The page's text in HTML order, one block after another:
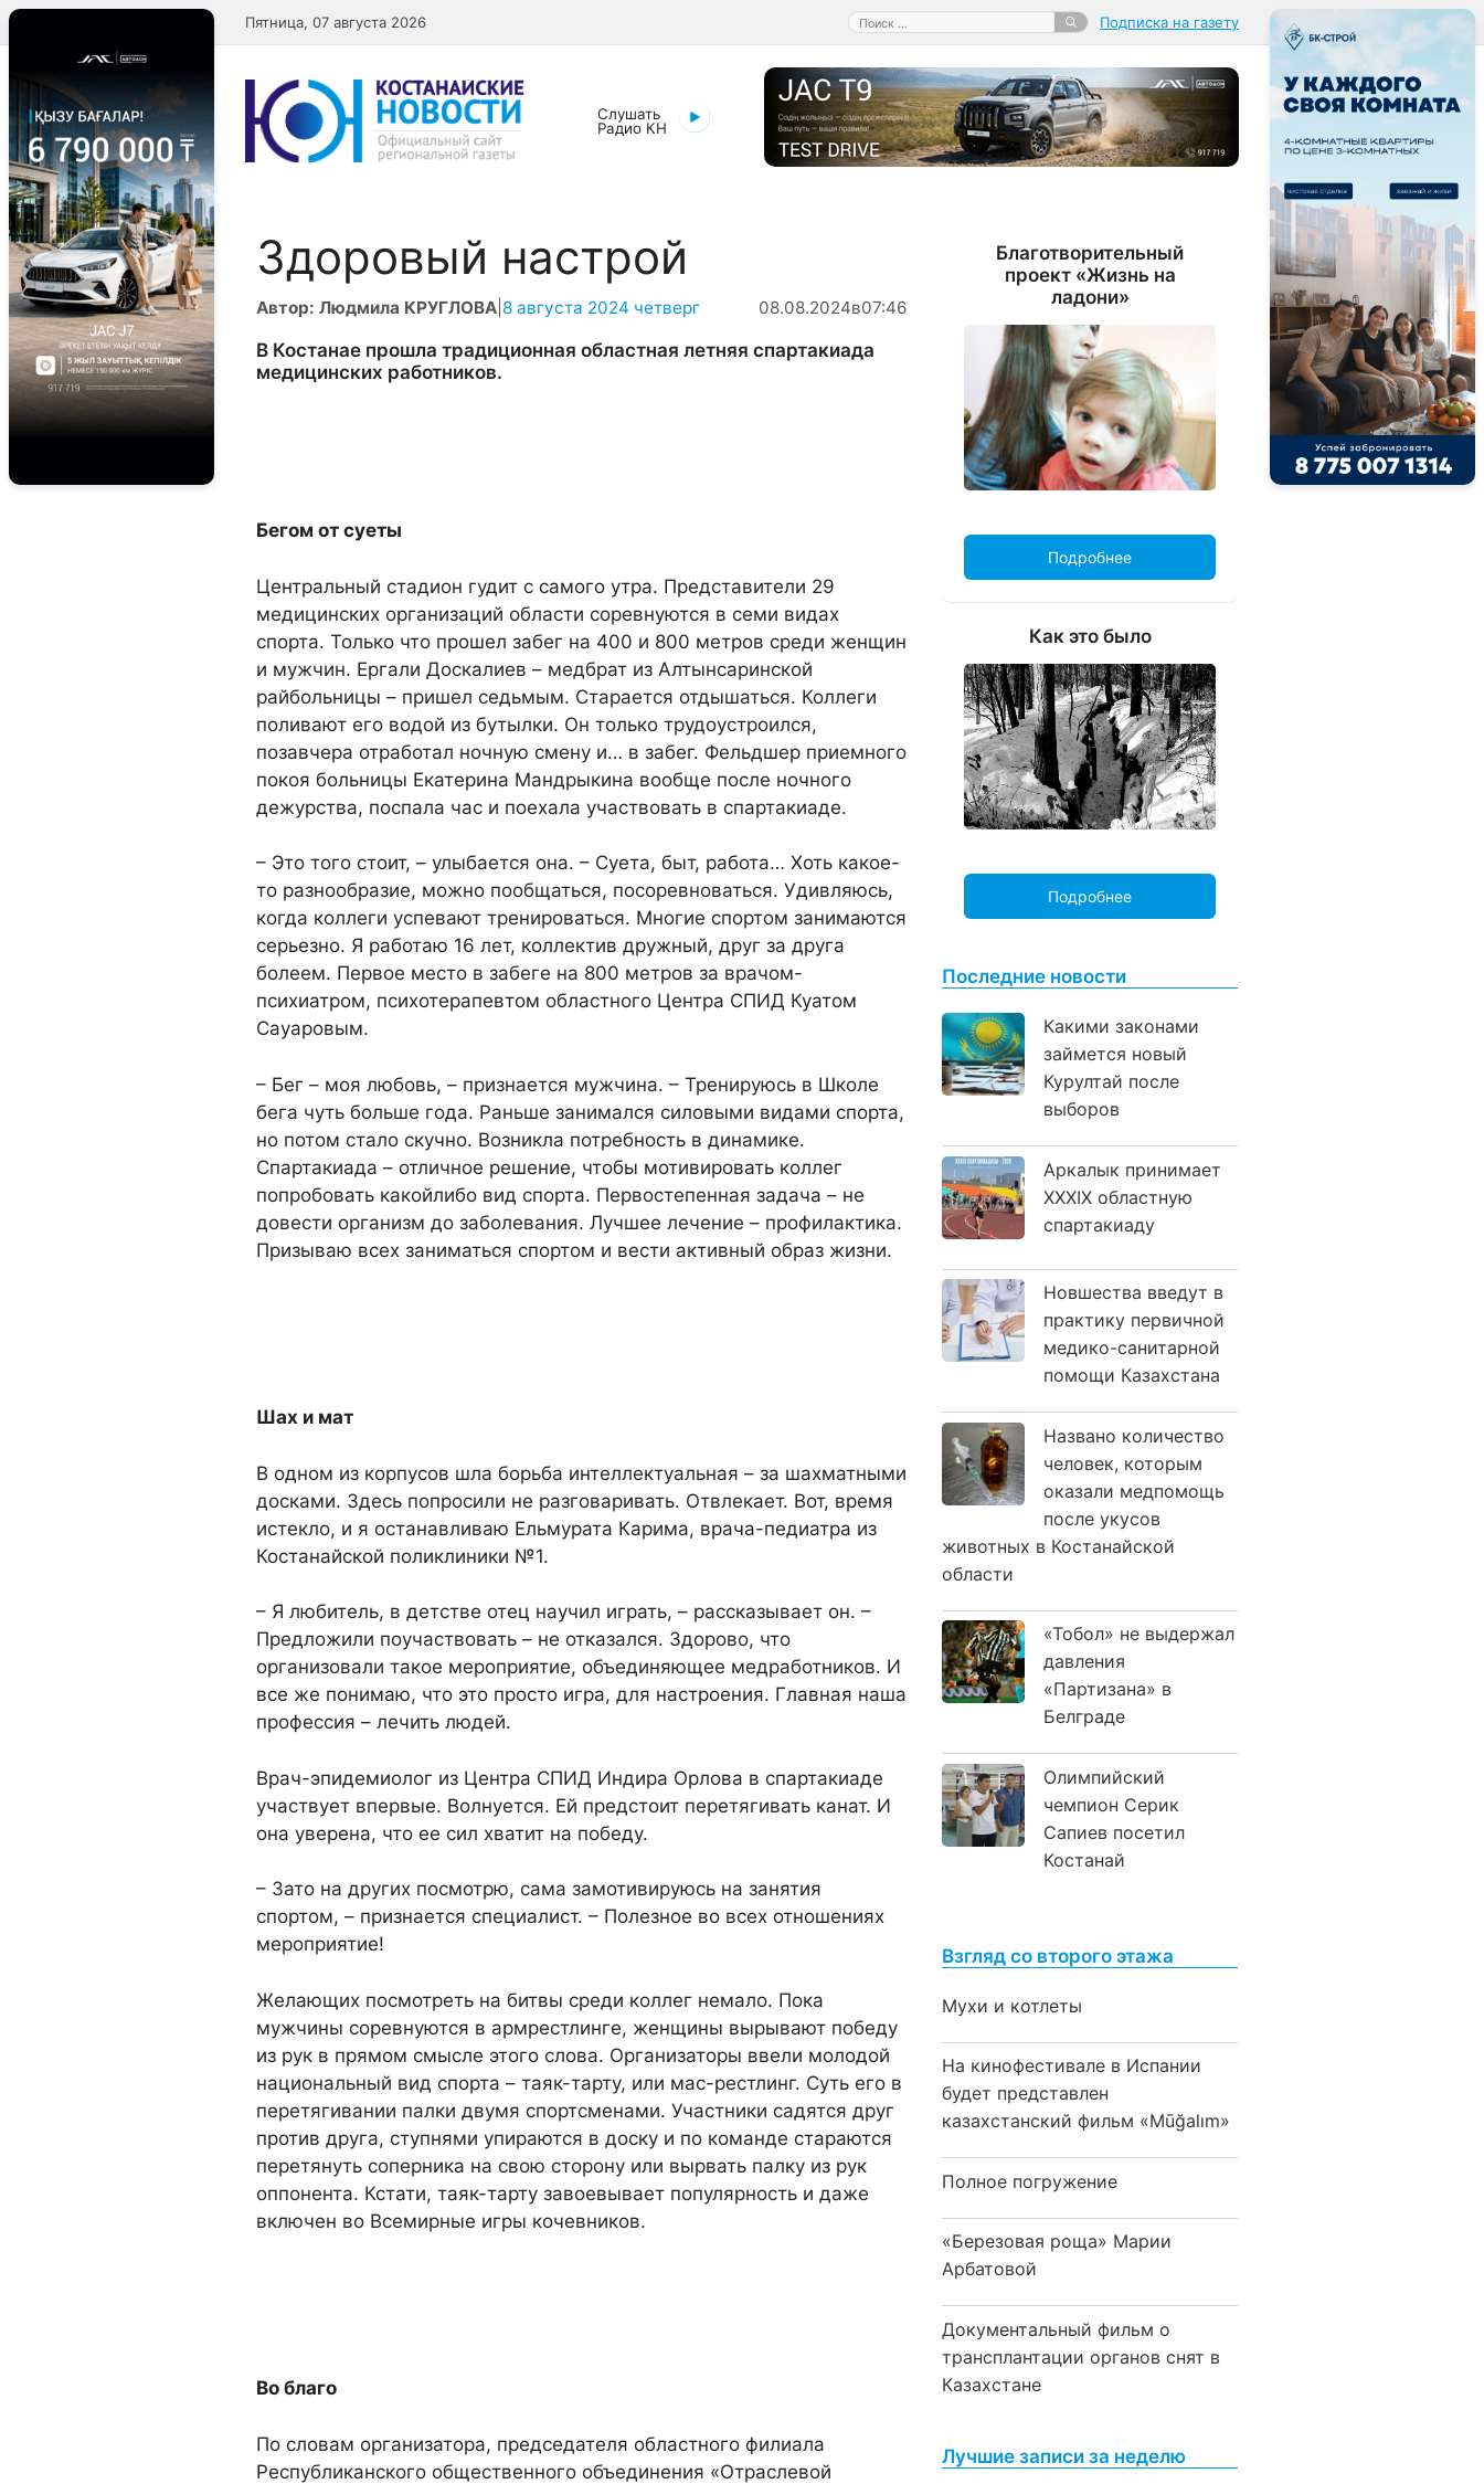
Перейти
к
содержимому
Поиск:
Пятница, 07 августа 2026 Подписка на газету
Слушать
Радио КН
Здоровый настрой
Автор: Людмила КРУГЛОВА 8 августа 2024 четверг 08.08.2024в07:46
В Костанае прошла традиционная областная летняя спартакиада
медицинских работников.
Бегом от суеты
Центральный стадион гудит с самого утра. Представители 29
медицинских организаций области соревнуются в семи видах
спорта. Только что прошел забег на 400 и 800 метров среди женщин
и мужчин. Ергали Доскалиев – медбрат из Алтынсаринской
райбольницы – пришел седьмым. Старается отдышаться. Коллеги
поливают его водой из бутылки. Он только трудоустроился,
позавчера отработал ночную смену и… в забег. Фельдшер приемного
покоя больницы Екатерина Мандрыкина вообще после ночного
дежурства, поспала час и поехала участвовать в спартакиаде.
– Это того стоит, – улыбается она. – Суета, быт, работа… Хоть какое-
то разнообразие, можно пообщаться, посоревноваться. Удивляюсь,
когда коллеги успевают тренироваться. Многие спортом занимаются
серьезно. Я работаю 16 лет, коллектив дружный, друг за друга
болеем. Первое место в забеге на 800 метров за врачом-
психиатром, психотерапевтом областного Центра СПИД Куатом
Сауаровым.
– Бег – моя любовь, – признается мужчина. – Тренируюсь в Школе
бега чуть больше года. Раньше занимался силовыми видами спорта,
но потом стало скучно. Возникла потребность в динамике.
Спартакиада – отличное решение, чтобы мотивировать коллег
попробовать какойлибо вид спорта. Первостепенная задача – не
довести организм до заболевания. Лучшее лечение – профилактика.
Призываю всех заниматься спортом и вести активный образ жизни.
Шах и мат
В одном из корпусов шла борьба интеллектуальная – за шахматными
досками. Здесь попросили не разговаривать. Отвлекает. Вот, время
истекло, и я останавливаю Ельмурата Карима, врача-педиатра из
Костанайской поликлиники №1.
– Я любитель, в детстве отец научил играть, – рассказывает он. –
Предложили поучаствовать – не отказался. Здорово, что
организовали такое мероприятие, объединяющее медработников. И
все же понимаю, что это просто игра, для настроения. Главная наша
профессия – лечить людей.
Врач-эпидемиолог из Центра СПИД Индира Орлова в спартакиаде
участвует впервые. Волнуется. Ей предстоит перетягивать канат. И
она уверена, что ее сил хватит на победу.
– Зато на других посмотрю, сама замотивируюсь на занятия
спортом, – признается специалист. – Полезное во всех отношениях
мероприятие!
Желающих посмотреть на битвы среди коллег немало. Пока
мужчины соревнуются в армрестлинге, женщины вырывают победу
из рук в прямом смысле этого слова. Организаторы ввели молодой
национальный вид спорта – таяк-тарту, или мас-рестлинг. Суть его в
перетягивании палки двумя спортсменами. Участники садятся друг
против друга, ступнями упираются в доску и по команде стараются
перетянуть соперника на свою сторону или вырвать палку из рук
оппонента. Кстати, таяк-тарту завоевывает популярность и даже
включен во Всемирные игры кочевников.
Во благо
По словам организатора, председателя областного филиала
Республиканского общественного объединения «Отраслевой
Благотворительный
проект «Жизнь на
ладони»
Подробнее
Как это было
Подробнее
Последние новости
Какими законами
займется новый
Курултай после
выборов
Аркалык принимает
XXXIX областную
спартакиаду
Новшества введут в
практику первичной
медико-санитарной
помощи Казахстана
Названо количество
человек, которым
оказали медпомощь
после укусов
животных в Костанайской
области
«Тобол» не выдержал
давления
«Партизана» в
Белграде
Олимпийский
чемпион Серик
Сапиев посетил
Костанай
Взгляд со второго этажа
Мухи и котлеты
На кинофестивале в Испании
будет представлен
казахстанский фильм «Mūğalım»
Полное погружение
«Березовая роща» Марии
Арбатовой
Документальный фильм о
трансплантации органов снят в
Казахстане
Лучшие записи за неделю